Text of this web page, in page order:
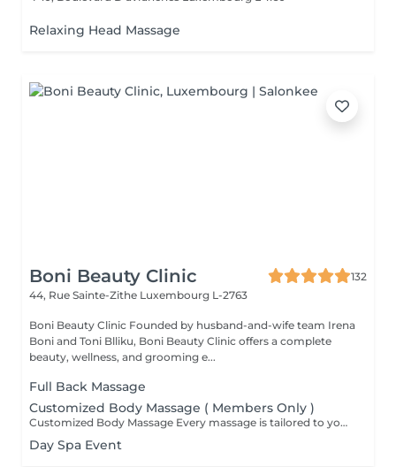
Relaxing Head Massage
Boni Beauty Clinic
132
44, Rue Sainte-Zithe Luxembourg L-2763
Boni Beauty Clinic Founded by husband-and-wife team Irena
Boni and Toni Blliku, Boni Beauty Clinic offers a complete
beauty, wellness, and grooming e...
Full Back Massage
Customized Body Massage ( Members Only )
Customized Body Massage Every massage is tailored to your individual needs and preferences on the day of your appointment. After a brief consultation, your therapist will customize the treatment to focus on areas of tension, muscle tightness, stress relief, relaxation, or overall well-being. Using personalized techniques and pressure, each session is designed to help reduce tension, improve circulation, ease muscle discomfort, and leave you feeling deeply relaxed and refreshed. Suitable for everyone and fully adapted to your body's needs.
Day Spa Event